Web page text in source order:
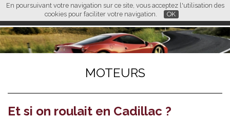
En poursuivant votre navigation sur ce site, vous acceptez l'utilisation des
cookies pour faciliter votre navigation.
OK
FR EN CN
L M
MOTEURS
Et si on roulait en Cadillac ?